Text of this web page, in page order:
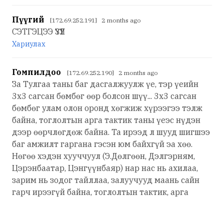
Пүүгий [172.69.252.191] 2 months ago
СЭТГЭЦЭЭ ҮЗҮҮЛ
Хариулах
Гомпилдоо [172.69.252.190] 2 months ago
За Тулгаа таны баг дасгалжуулж үе, тэр үеийн
3х3 сагсан бөмбөг өөр болсон шүү... 3х3 сагсан
бөмбөг улам олон оронд хөгжиж хүрээгээ тэлж
байна, тоглолтын арга тактик таны үеэс нүдэн
дээр өөрчлөгдөж байна. Та ирээд л шууд шигшээ
баг амжилт гаргана гэсэн юм байхгүй эа хөө.
Нөгөө хэдэн хууччуул (Э.Дөлгөөн, Дэлгэрням,
Цэрэнбаатар, Цэнгүүнбаяр) нар нас нь ахилаа,
зарим нь зодог тайллаа, залуучууд маань сайн
гарч ирээгүй байна, тоглолтын тактик, арга